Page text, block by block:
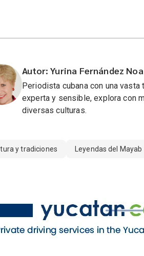
Autor: Yurina Fernández Noa
Periodista cubana con una
experta y sensible, explora con
diversas culturas.
y tradiciones Leyendas del Mayab